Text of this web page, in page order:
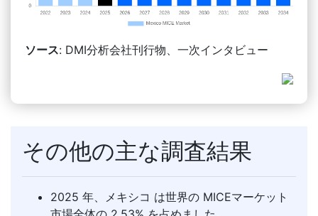
ソース: DMI分析会社刊行物、一次インタビュー
その他の主な調査結果
2025 年、メキシコ は世界の MICEマーケット